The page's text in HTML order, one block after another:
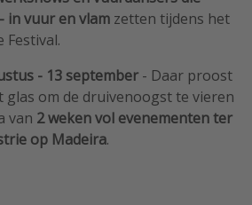
in vuur en vlam zetten tijdens het
Festival.
- 13 september - Daar proost
glas om de druivenoogst te vieren
van 2 weken vol evenementen ter
op Madeira.